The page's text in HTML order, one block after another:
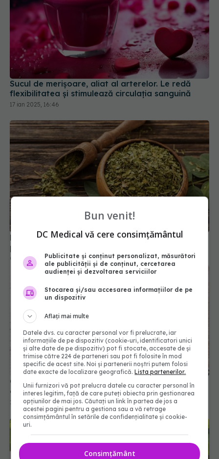
Sucul de merișoare, aliat al arterelor. Le redă
flexibilitatea și stimulează circulația sanguină
17 ian 2025, 16:46
Planta care ar putea trata cancerul de sân:
protejează ficatul și ajută la slăbit
07 apr 2026, 13:31
Curcumina, condimentul natural la fel de eficient
ca medicamentele pentru reflux și indigestie
20 dec 2025, 18:41
Bun venit!
DC Medical vă cere consimțământul
Publicitate și conținut personalizat, măsurători
ale publicității și de conținut, cercetarea
audienței și dezvoltarea serviciilor
Stocarea și/sau accesarea informațiilor de pe
un dispozitiv
Aflați mai multe
Datele dvs. cu caracter personal vor fi prelucrate, iar
informațiile de pe dispozitiv (cookie-uri, identificatori unici
și alte date de pe dispozitiv) pot fi stocate, accesate de și
trimise către 224 de parteneri sau pot fi folosite în mod
specific de acest site. Noi și partenerii noștri putem folosi
date exacte de localizare geografică.Lista partenerilor.
Unii furnizori vă pot prelucra datele cu caracter personal în
interes legitim, față de care puteți obiecta prin gestionarea
opțiunilor de mai jos. Căutați un link în partea de jos a
acestei pagini pentru a gestiona sau a vă retrage
consimțământul în setările de confidențialitate și cookie-
uri.
Consimțământ